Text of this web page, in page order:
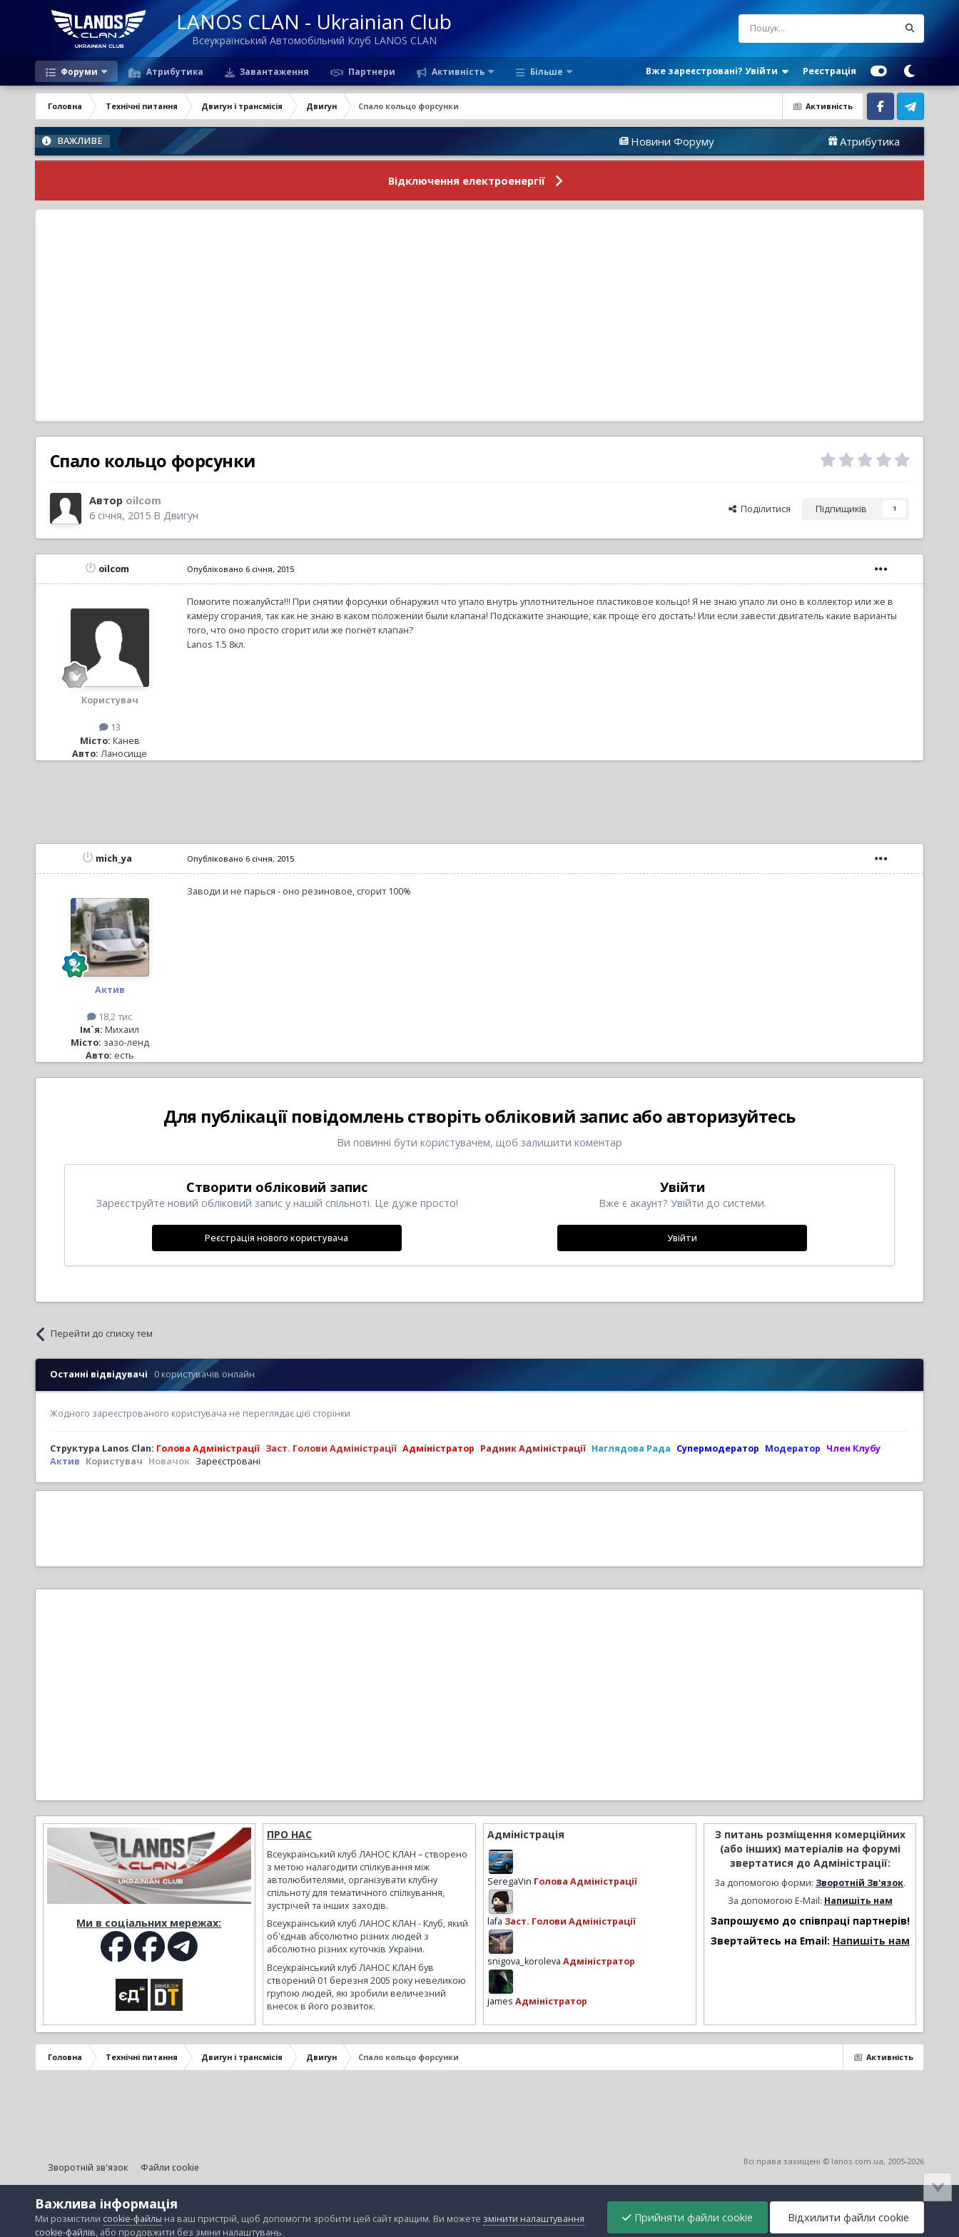
LANOS CLAN - Ukrainian Club
Всеукраїнський Автомобільний Клуб LANOS CLAN
Форуми Атрибутика Завантаження Партнери Активність Більше Вже зареєстровані? Увійти Реєстрація
Активність
Головна Технічні питання Двигун і трансмісія Двигун Спало кольцо форсунки
Facebook Telegram
ВАЖЛИВЕ Новини Форуму Атрибутика
Відключення електроенергії
Спало кольцо форсунки
Автор oilcom
6 січня, 2015В Двигун Поділитися Підпищиків 1
oilcom
Користувач
13
Місто: Канев
Авто: Ланосище
Опубліковано 6 січня, 2015
Помогите пожалуйста!!! При снятии форсунки обнаружил что упало внутрь уплотнительное пластиковое кольцо! Я не знаю упало ли оно в коллектор или же в
камеру сгорания, так как не знаю в каком положении были клапана! Подскажите знающие, как проще его достать! Или если завести двигатель какие варианты
того, что оно просто сгорит или же погнёт клапан?
Lanos 1.5 8кл.
mich_ya
Актив
18,2 тис
Ім`я: Михаил
Місто: зазо-ленд
Авто: есть
Опубліковано 6 січня, 2015
Заводи и не парься - оно резиновое, сгорит 100%
Для публікації повідомлень створіть обліковий запис або авторизуйтесь
Ви повинні бути користувачем, щоб залишити коментар
Створити обліковий запис
Зареєструйте новий обліковий запис у нашій спільноті. Це дуже просто!
Реєстрація нового користувача
Увійти
Вже є акаунт? Увійти до системи.
Увійти
Перейти до списку тем
Останні відвідувачі 0 користувачів онлайн
Жодного зареєстрованого користувача не переглядає цієї сторінки
Структура Lanos Clan: Голова Адміністрації Заст. Голови Адміністрації Адміністратор Радник Адміністрації Наглядова Рада Супермодератор Модератор Член Клубу
Актив Користувач Новачок Зареєстровані
Ми в соціальних мережах:
ПРО НАС
Всеукраїнський клуб ЛАНОС КЛАН – створено
з метою налагодити спілкування між
автолюбителями, організувати клубну
спільноту для тематичного спілкування,
зустрічей та інших заходів.
Всеукраїнський клуб ЛАНОС КЛАН - Клуб, який
об'єднав абсолютно різних людей з
абсолютно різних куточків України.
Всеукраїнський клуб ЛАНОС КЛАН був
створений 01 березня 2005 року невеликою
групою людей, які зробили величезний
внесок в його розвиток.
Адміністрація
SeregaVin Голова Адміністрації
lafa Заст. Голови Адміністрації
snigova_koroleva Адміністратор
james Адміністратор
З питань розміщення комерційних
(або інших) матеріалів на форумі
звертатися до Адміністрації:
За допомогою форми: Зворотній Зв'язок.
За допомогою E-Mail: Напишіть нам
Запрошуємо до співпраці партнерів!
Звертайтесь на Email: Напишіть нам
Активність
Головна Технічні питання Двигун і трансмісія Двигун Спало кольцо форсунки
Зворотній зв'язок Файли cookie Всі права захищені © lanos.com.ua, 2005-2026
Важлива інформація
Ми розмістили cookie-файлы на ваш пристрій, щоб допомогти зробити цей сайт кращим. Ви можете змінити налаштування
cookie-файлів, або продовжити без зміни налаштувань.
Прийняти файли cookie Відхилити файли cookie